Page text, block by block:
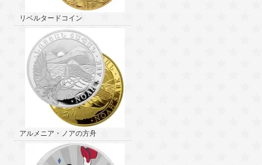
リベルタードコイン
アルメニア・ノアの方舟